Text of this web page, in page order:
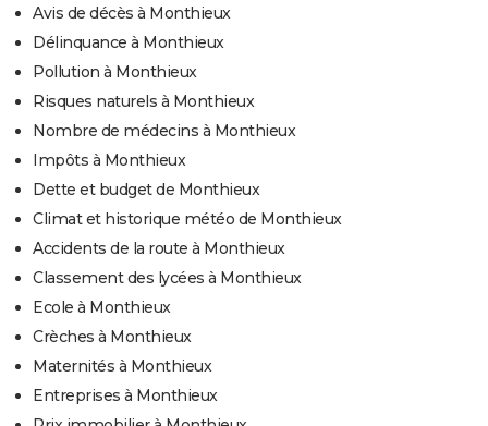
Avis de décès à Monthieux
Délinquance à Monthieux
Pollution à Monthieux
Risques naturels à Monthieux
Nombre de médecins à Monthieux
Impôts à Monthieux
Dette et budget de Monthieux
Climat et historique météo de Monthieux
Accidents de la route à Monthieux
Classement des lycées à Monthieux
Ecole à Monthieux
Crèches à Monthieux
Maternités à Monthieux
Entreprises à Monthieux